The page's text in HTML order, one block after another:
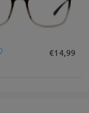
€14,99